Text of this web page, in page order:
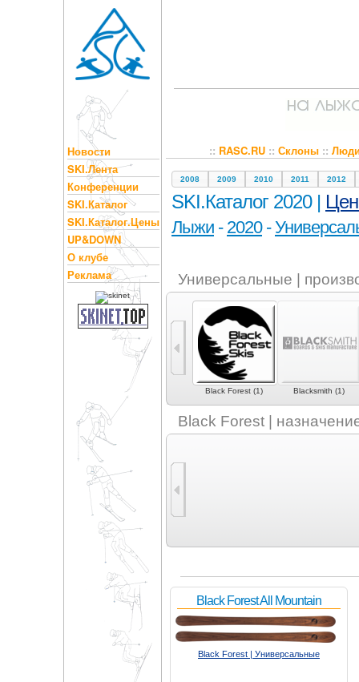
Новости
SKI.Лента
Конференции
SKI.Каталог
SKI.Каталог.Цены
UP&DOWN
О клубе
Реклама
:: RASC.RU:: Склоны::
2008 2009 2010 2011 2012
SKI.Каталог 2020 |
Лыжи - 2020-
Универсальные |
Black Crows (10) Black Forest (1) Blacksmith (1)
Black Forest |
Black Forest All Mountain
Black Forest | Универсальные